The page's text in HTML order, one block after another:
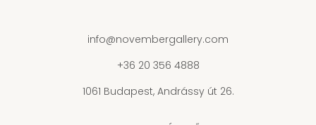
info@novembergallery.com
+36 20 356 4888
1061 Budapest, Andrássy út 26.